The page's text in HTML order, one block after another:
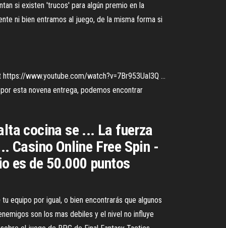
si existen 'trucos' para algún premio en la
ni bien entramos al juego, de la misma forma si
www.youtube.com/watch?v=7Br953UaI3Q ...
esta novena entrega, podemos encontrar
cocina se ... La fuerza
Casino Online Free Spin -
es de 50.000 puntos
equipo por igual, o bien encontrarás que algunos
son los mas debiles y el nivel no influye